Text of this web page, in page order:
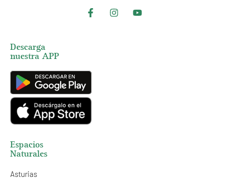
Descarga
nuestra APP
Espacios
Naturales
Asturias